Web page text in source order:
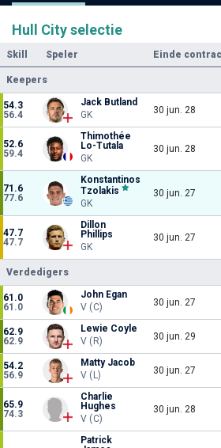
Hull City selectie
Skill Speler Einde
Keepers
54.3
56.4
Jack Butland
GK
30 jun. 28
52.6
59.4
Thimothée
Lo-Tutala
GK
30 jun. 28
71.6
77.6
Konstantinos
Tzolakis
GK
30 jun. 27
47.7
47.7
Dillon
Phillips
GK
30 jun. 27
Verdedigers
61.0
61.0
John Egan
V (C)
30 jun. 27
62.9
62.9
Lewie Coyle
V (R)
30 jun. 29
54.2
56.9
Matty Jacob
V (L)
30 jun. 27
65.9
74.3
Charlie
Hughes
V (C)
30 jun. 28
Patrick